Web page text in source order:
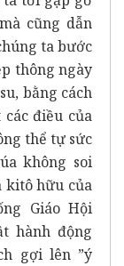
cũng dẫn
ta bước
thông ngày
bằng cách
điều của
thể tự sức
không soi
kitô hữu của
Giáo Hội
hành động
gợi lên ”ý